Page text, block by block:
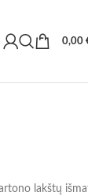
0,00
lakštų